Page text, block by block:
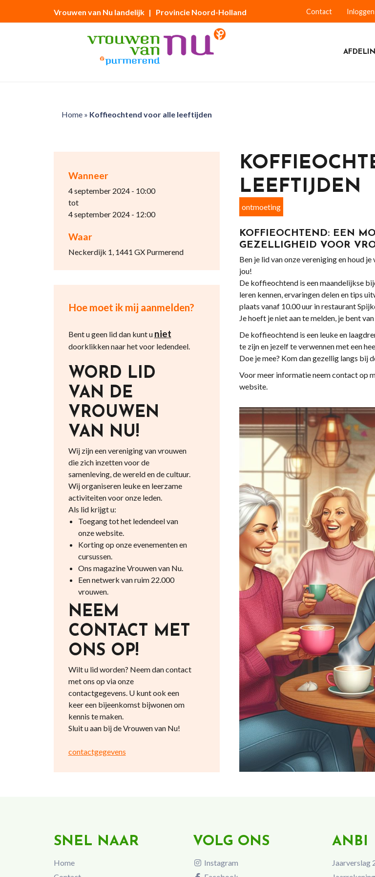
Vrouwen van Nu landelijk | Provincie Noord-Holland Contact Inloggen
Home» Koffieochtend voor alle leeftijden
Wanneer
4 september 2024 - 10:00
tot
4 september 2024 - 12:00
Waar
Neckerdijk 1, 1441 GX Purmerend
Hoe moet ik mij aanmelden?
Bent u geen lid dan kunt u niet
doorklikken naar het voor ledendeel.
WORD LID
VAN DE
VROUWEN
VAN NU!
Wij zijn een vereniging van vrouwen
die zich inzetten voor de
samenleving, de wereld en de cultuur.
Wij organiseren leuke en leerzame
activiteiten voor onze leden.
Als lid krijgt u:
Toegang tot het ledendeel van
onze website.
Korting op onze evenementen en
cursussen.
Ons magazine Vrouwen van Nu.
Een netwerk van ruim 22.000
vrouwen.
NEEM
CONTACT MET
ONS OP!
Wilt u lid worden? Neem dan contact
met ons op via onze
contactgegevens. U kunt ook een
keer een bijeenkomst bijwonen om
kennis te maken.
Sluit u aan bij de Vrouwen van Nu!
contactgegevens
LEEFTIJDEN
ontmoeting
KOFFIEOCHTEND: EEN
GEZELLIGHEID VOOR
Ben je lid van onze vereniging en houd
jou!
De koffieochtend is een maandelijkse
leren kennen, ervaringen delen en tips
plaats vanaf 10.00 uur in restaurant
Je hoeft je niet aan te melden, je bent
De koffieochtend is een leuke en
te zijn en jezelf te verwennen met een
Doe je mee? Kom dan gezellig langs bij
Voor meer informatie neem contact op
website.
SNEL NAAR
Home
VOLG ONS
Instagram
ANBI
Jaarverslag